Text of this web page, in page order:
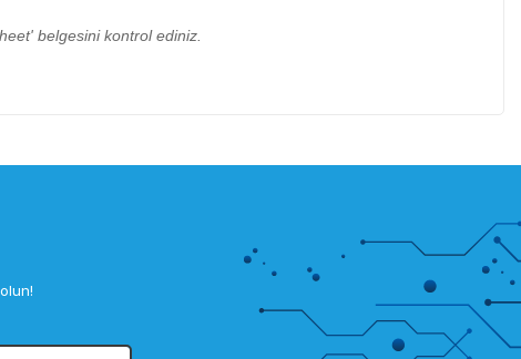
belgesini kontrol ediniz.